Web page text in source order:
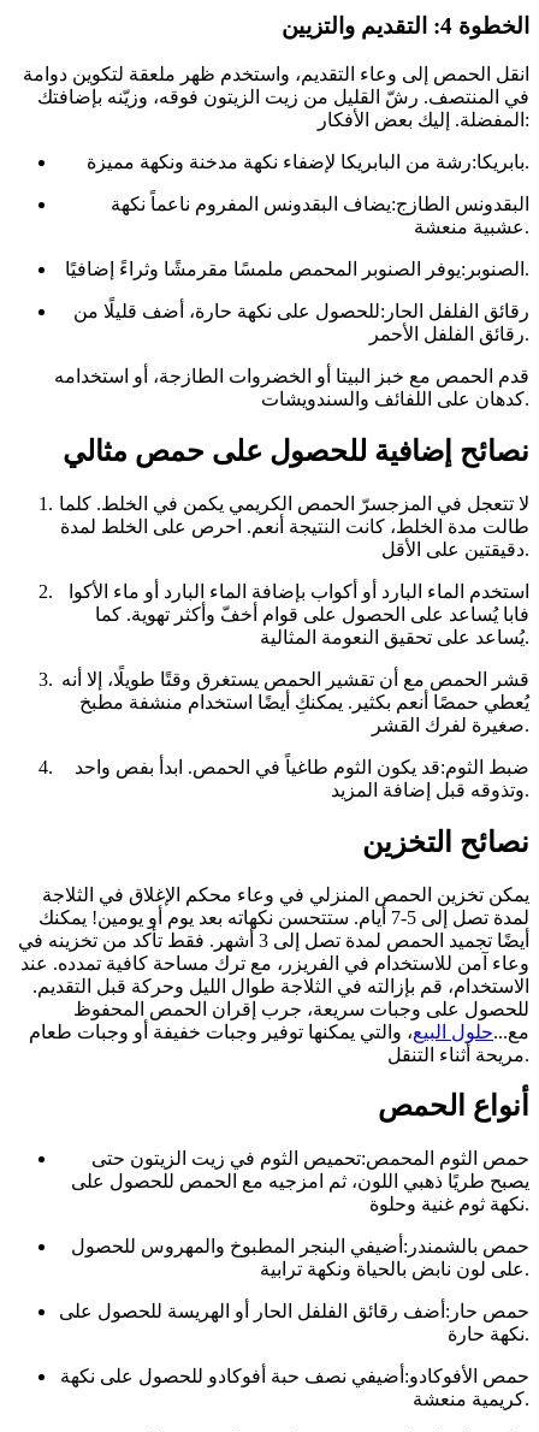
الخطوة 4: التقديم والتزيين
انقل الحمص إلى وعاء التقديم، واستخدم ظهر ملعقة لتكوين دوامة
في المنتصف. رشّ القليل من زيت الزيتون فوقه، وزيّنه بإضافتك
المفضلة. إليك بعض الأفكار:
بابريكا:رشة من البابريكا لإضفاء نكهة مدخنة ونكهة مميزة.
البقدونس الطازج:يضاف البقدونس المفروم ناعماً نكهة
عشبية منعشة.
الصنوبر:يوفر الصنوبر المحمص ملمسًا مقرمشًا وثراءً إضافيًا.
رقائق الفلفل الحار:للحصول على نكهة حارة، أضف قليلًا من
رقائق الفلفل الأحمر.
قدم الحمص مع خبز البيتا أو الخضروات الطازجة، أو استخدامه
كدهان على اللفائف والسندويشات.
نصائح إضافية للحصول على حمص مثالي
لا تتعجل في المزجسرّ الحمص الكريمي يكمن في الخلط. كلما
طالت مدة الخلط، كانت النتيجة أنعم. احرص على الخلط لمدة
دقيقتين على الأقل.
استخدم الماء البارد أو أكواب بإضافة الماء البارد أو ماء الأكوا
فابا يُساعد على الحصول على قوام أخفّ وأكثر تهوية. كما
يُساعد على تحقيق النعومة المثالية.
قشر الحمص مع أن تقشير الحمص يستغرق وقتًا طويلًا، إلا أنه
يُعطي حمصًا أنعم بكثير. يمكنكِ أيضًا استخدام منشفة مطبخ
صغيرة لفرك القشر.
ضبط الثوم:قد يكون الثوم طاغياً في الحمص. ابدأ بفص واحد
وتذوقه قبل إضافة المزيد.
نصائح التخزين
يمكن تخزين الحمص المنزلي في وعاء محكم الإغلاق في الثلاجة
لمدة تصل إلى 5-7 أيام. ستتحسن نكهاته بعد يوم أو يومين! يمكنك
أيضًا تجميد الحمص لمدة تصل إلى 3 أشهر. فقط تأكد من تخزينه في
وعاء آمن للاستخدام في الفريزر، مع ترك مساحة كافية تمدده. عند
الاستخدام، قم بإزالته في الثلاجة طوال الليل وحركة قبل التقديم.
للحصول على وجبات سريعة، جرب إقران الحمص المحفوظ
مع...حلول البيع، والتي يمكنها توفير وجبات خفيفة أو وجبات طعام
مريحة أثناء التنقل.
أنواع الحمص
حمص الثوم المحمص:تحميص الثوم في زيت الزيتون حتى
يصبح طريًا ذهبي اللون، ثم امزجيه مع الحمص للحصول على
نكهة ثوم غنية وحلوة.
حمص بالشمندر:أضيفي البنجر المطبوخ والمهروس للحصول
على لون نابض بالحياة ونكهة ترابية.
حمص حار:أضف رقائق الفلفل الحار أو الهريسة للحصول على
نكهة حارة.
حمص الأفوكادو:أضيفي نصف حبة أفوكادو للحصول على نكهة
كريمية منعشة.